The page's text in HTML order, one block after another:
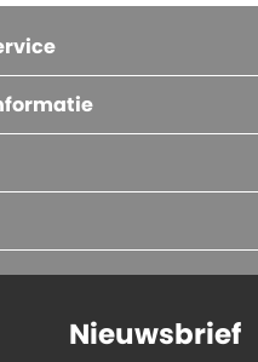
Nieuwsbrief